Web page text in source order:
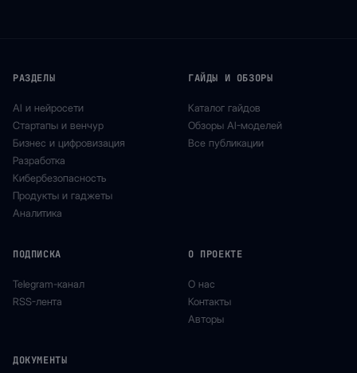
РАЗДЕЛЫ
AI и нейросети
Стартапы и венчур
Бизнес и цифровизация
Разработка
Кибербезопасность
Продукты и гаджеты
Аналитика
ГАЙДЫ И ОБЗОРЫ
Каталог гайдов
Обзоры AI-моделей
Все публикации
ПОДПИСКА
Telegram-канал
RSS-лента
О ПРОЕКТЕ
О нас
Контакты
Авторы
ДОКУМЕНТЫ